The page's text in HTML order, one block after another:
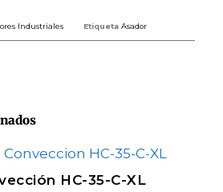
Industriales Etiqueta Asador
HC-35-C-XL